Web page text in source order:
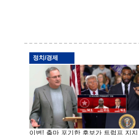
정치/경제
이변! 출마 포기한 후보가 트럼프 지지